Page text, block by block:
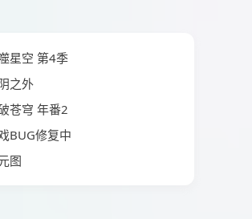
星空 第4季
之外
苍穹 年番2
BUG修复中
图